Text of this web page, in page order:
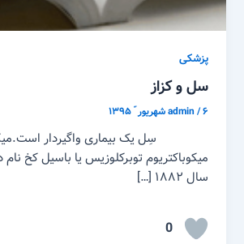
پزشکی
سل و کزاز
admin/۶ شهریور ّ ۱۳۹۵
سِل یک بیماری واگیردار
میکوباکتریوم توبرکلوزیس یا باسیل کخ نام
سال ۱۸۸۲ […]
0